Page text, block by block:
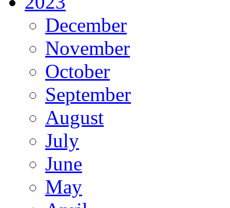
December
November
October
September
August
July
June
May